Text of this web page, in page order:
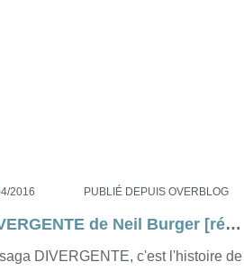
2016 PUBLIÉ DEPUIS OVERBLOG
DIVERGENTE de Neil Burger [résumé]
DIVERGENTE, c'est l'histoire de